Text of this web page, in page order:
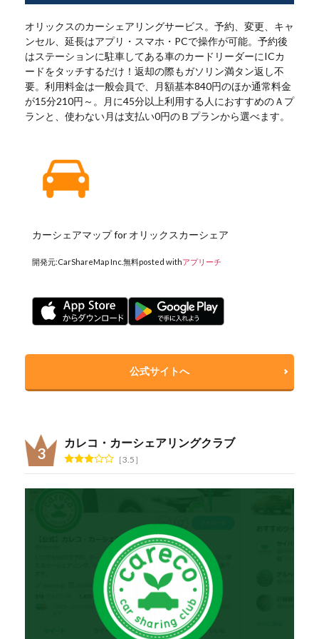
オリックスのカーシェアリングサービス。予約、変更、キャ
ンセル、延長はアプリ・スマホ・PCで操作が可能。予約後
はステーションに駐車してある車のカードリーダーにICカ
ードをタッチするだけ！返却の際もガソリン満タン返し不
要。利用料金は一般会員で、月額基本840円のほか通常料金
が15分210円～。月に45分以上利用する人におすすめのＡプ
ランと、使わない月は支払い0円のＢプランから選べます。
カーシェアマップ for オリックスカーシェア
開発元:CarShareMap Inc.無料posted withアプリーチ
公式サイトへ
カレコ・カーシェアリングクラブ
3.5